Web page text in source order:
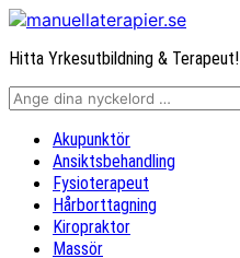
Hitta Yrkesutbildning & Terapeut!
Akupunktör
Ansiktsbehandling
Fysioterapeut
Hårborttagning
Kiropraktor
Massör